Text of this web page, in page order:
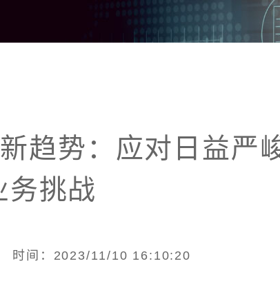
趋势：应对日益严
务挑战
间：2023/11/10 16:10:20